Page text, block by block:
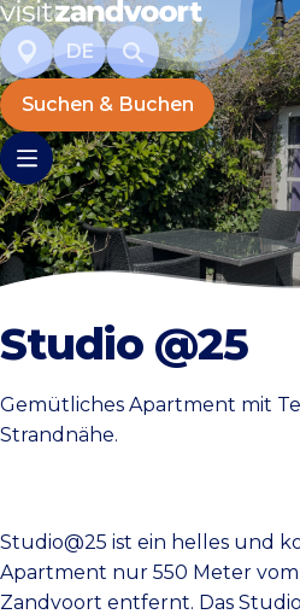
DE
Suchen & Buchen
Studio @25
Gemütliches Apartment mit
Strandnähe.
Studio@25 ist ein helles und
Apartment nur 550 Meter
Zandvoort entfernt. Das